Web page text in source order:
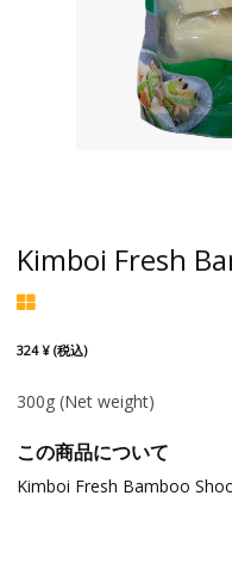
Kimboi Fresh
324 ¥ (税込)
300g (Net weight)
この商品について
Kimboi Fresh Bamboo